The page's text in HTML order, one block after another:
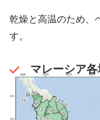
乾燥と高温のため、
す。
マレーシア